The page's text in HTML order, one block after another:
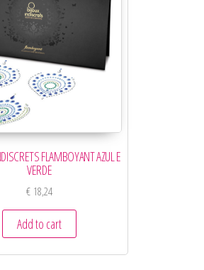
FLAMBOYANT AZUL E
VERDE
€ 18,24
Add to cart